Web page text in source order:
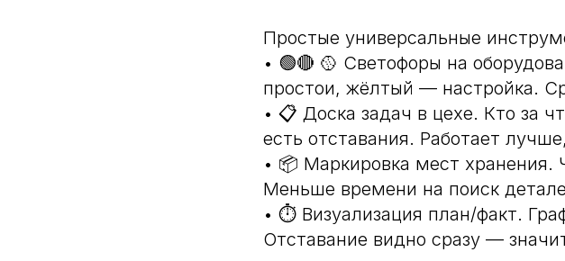
Простые универсальные
• 🟢🔴 🥎 Светофоры на
простои, жёлтый — настройка.
• 📋 Доска задач в цехе. Кто за
есть отставания. Работает
• 📦 Маркировка мест хранения.
Меньше времени на поиск
• ⏱ Визуализация план/факт.
Отставание видно сразу —